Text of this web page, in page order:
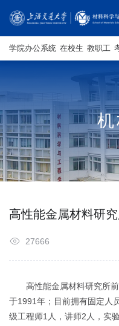
学院办公系统 在校生 教职工
高性能金属材料研
27666
高性能金属材料研究所
于1991年；目前拥有固定人
级工程师1人，讲师2人，实